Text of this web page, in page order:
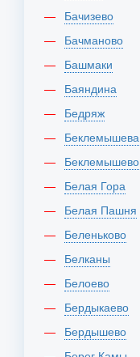
Бачизево
Бачманово
Башмаки
Баяндина
Бедряж
Беклемышева
Беклемышево
Белая Гора
Белая Пашня
Беленьково
Белканы
Белоево
Бердыкаево
Бердышево